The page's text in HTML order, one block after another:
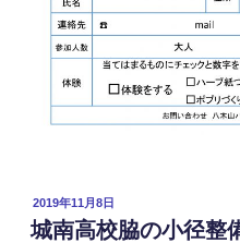
投
稿
日:
2019年11月8日
城南高校脇の小径整